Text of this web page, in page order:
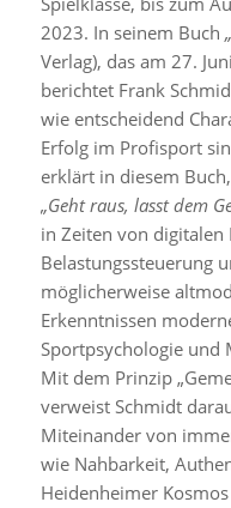
2023. In seinem Buch
Verlag), das am 27.
berichtet Frank
wie entscheidend
Erfolg im Profisport
erklärt in diesem
„Geht raus, lasst dem
in Zeiten von digitalen
Belastungssteuerung
möglicherweise
Erkenntnissen
Sportpsychologie und
Mit dem Prinzip
verweist Schmidt
Miteinander von
wie Nahbarkeit,
Heidenheimer